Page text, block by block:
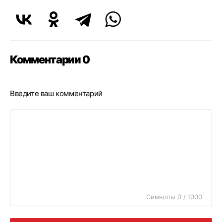
Комментарии 0
Введите ваш комментарий
Символы 0 / 1000